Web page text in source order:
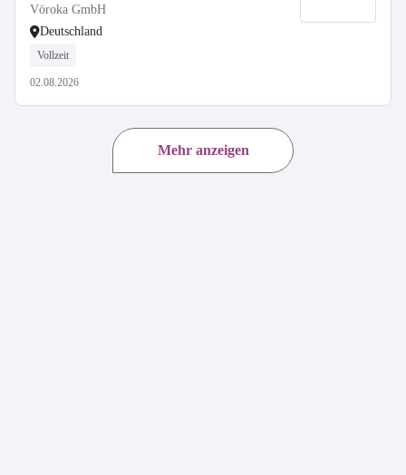
Vöroka GmbH
Deutschland
Vollzeit
02.08.2026
Mehr anzeigen